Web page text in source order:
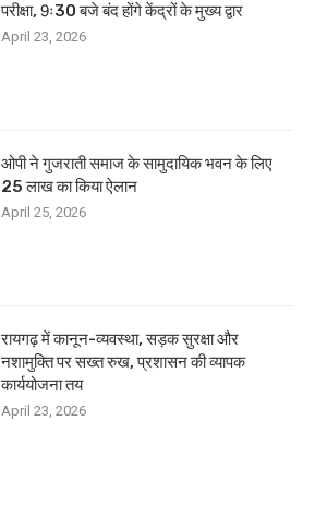
परीक्षा, 9ः30 बजे बंद होंगे केंद्रों के मुख्य द्वार
April 23, 2026
ओपी ने गुजराती समाज के सामुदायिक भवन के लिए
25 लाख का किया ऐलान
April 25, 2026
रायगढ़ में कानून-व्यवस्था, सड़क सुरक्षा और
नशामुक्ति पर सख्त रुख, प्रशासन की व्यापक
कार्ययोजना तय
April 23, 2026